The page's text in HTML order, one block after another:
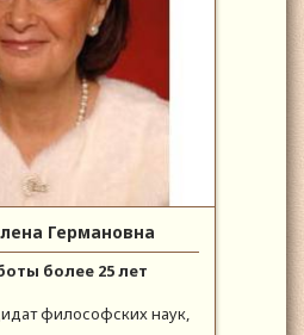
Германовна
более 25 лет
философских наук,